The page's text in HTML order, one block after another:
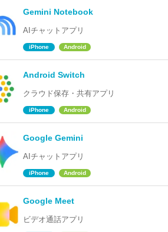
Gemini Notebook
AIチャットアプリ
iPhone Android
Android Switch
クラウド保存・共有アプリ
iPhone Android
Google Gemini
AIチャットアプリ
iPhone Android
Google Meet
ビデオ通話アプリ